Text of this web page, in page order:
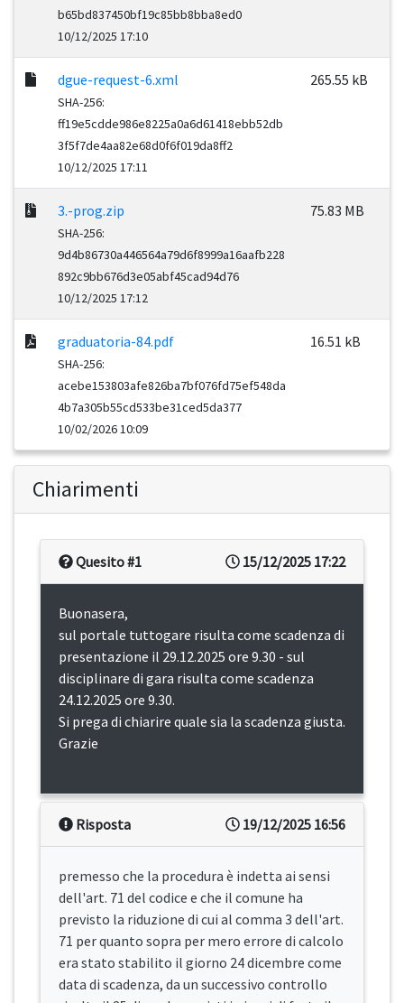
b65bd837450bf19c85bb8bba8ed0
10/12/2025 17:10
dgue-request-6.xml
SHA-256:
ff19e5cdde986e8225a0a6d61418ebb52db
3f5f7de4aa82e68d0f6f019da8ff2
10/12/2025 17:11
265.55 kB
3.-prog.zip
SHA-256:
9d4b86730a446564a79d6f8999a16aafb228
892c9bb676d3e05abf45cad94d76
10/12/2025 17:12
75.83 MB
graduatoria-84.pdf
SHA-256:
acebe153803afe826ba7bf076fd75ef548da
4b7a305b55cd533be31ced5da377
10/02/2026 10:09
16.51 kB
Chiarimenti
15/12/2025 17:22
Quesito #1
Buonasera,
sul portale tuttogare risulta come scadenza di
presentazione il 29.12.2025 ore 9.30 - sul
disciplinare di gara risulta come scadenza
24.12.2025 ore 9.30.
Si prega di chiarire quale sia la scadenza giusta.
Grazie
19/12/2025 16:56
Risposta
premesso che la procedura è indetta ai sensi
dell'art. 71 del codice e che il comune ha
previsto la riduzione di cui al comma 3 dell'art.
71 per quanto sopra per mero errore di calcolo
era stato stabilito il giorno 24 dicembre come
data di scadenza, da un successivo controllo